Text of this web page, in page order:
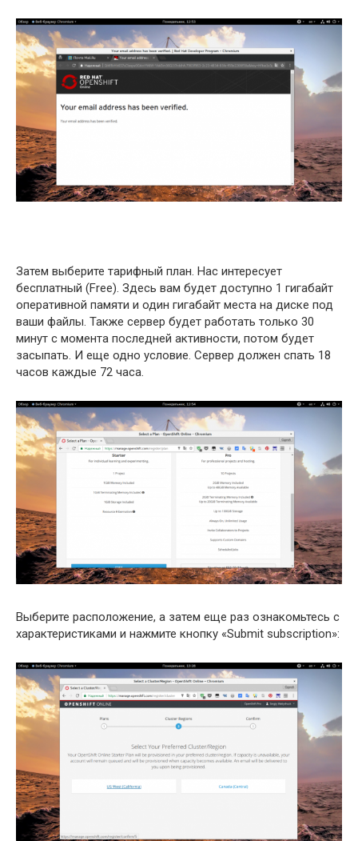
Затем выберите тарифный план. Нас интересует
бесплатный (Free). Здесь вам будет доступно 1 гигабайт
оперативной памяти и один гигабайт места на диске под
ваши файлы. Также сервер будет работать только 30
минут с момента последней активности, потом будет
засыпать. И еще одно условие. Сервер должен спать 18
часов каждые 72 часа.
Выберите расположение, а затем еще раз ознакомьтесь с
характеристиками и нажмите кнопку «Submit subscription»: